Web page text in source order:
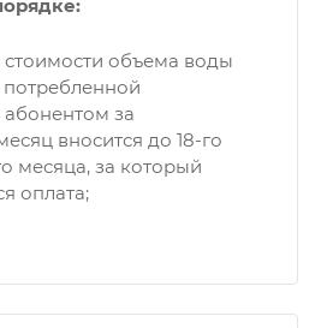
стоимости объема воды
потребленной
за
вносится до 18-го
месяца, за который
оплата;